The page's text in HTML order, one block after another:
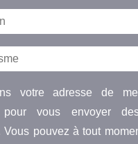
votre adresse de
pour vous envoyer
Vous pouvez à tout